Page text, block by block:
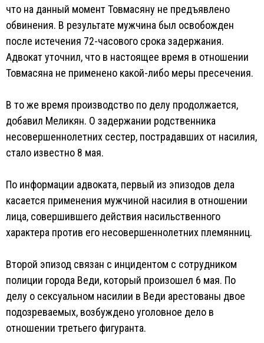
что на данный момент Товмасяну не предъявлено
обвинения. В результате мужчина был освобожден
после истечения 72-часового срока задержания.
Адвокат уточнил, что в настоящее время в отношении
Товмасяна не применено какой-либо меры пресечения.
В то же время производство по делу продолжается,
добавил Меликян. О задержании родственника
несовершеннолетних сестер, пострадавших от насилия,
стало известно 8 мая.
По информации адвоката, первый из эпизодов дела
касается применения мужчиной насилия в отношении
лица, совершившего действия насильственного
характера против его несовершеннолетних племянниц.
Второй эпизод связан с инцидентом с сотрудником
полиции города Веди, который произошел 6 мая. По
делу о сексуальном насилии в Веди арестованы двое
подозреваемых, возбуждено уголовное дело в
отношении третьего фигуранта.